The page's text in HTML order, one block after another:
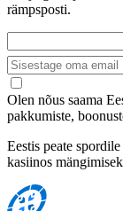
rämpsposti.
Olen nõus saama
pakkumiste,
Eestis peate
kasiinos